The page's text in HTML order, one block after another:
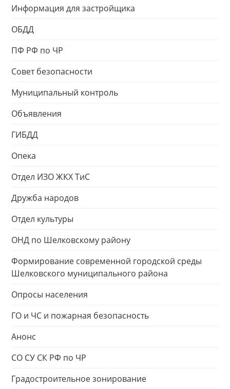
Информация для застройщика
ОБДД
ПФ РФ по ЧР
Совет безопасности
Муниципальный контроль
Объявления
ГИБДД
Опека
Отдел ИЗО ЖКХ ТиС
Дружба народов
Отдел культуры
ОНД по Шелковскому району
Формирование современной городской среды
Шелковского муниципального района
Опросы населения
ГО и ЧС и пожарная безопасность
Анонс
СО СУ СК РФ по ЧР
Градостроительное зонирование